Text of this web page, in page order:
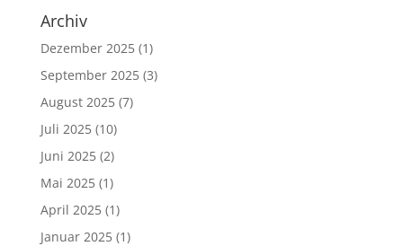
Archiv
Dezember 2025(1)
September 2025(3)
August 2025(7)
Juli 2025(10)
Juni 2025(2)
Mai 2025(1)
April 2025(1)
Januar 2025(1)